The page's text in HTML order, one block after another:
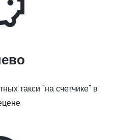
такси "на счетчике" в